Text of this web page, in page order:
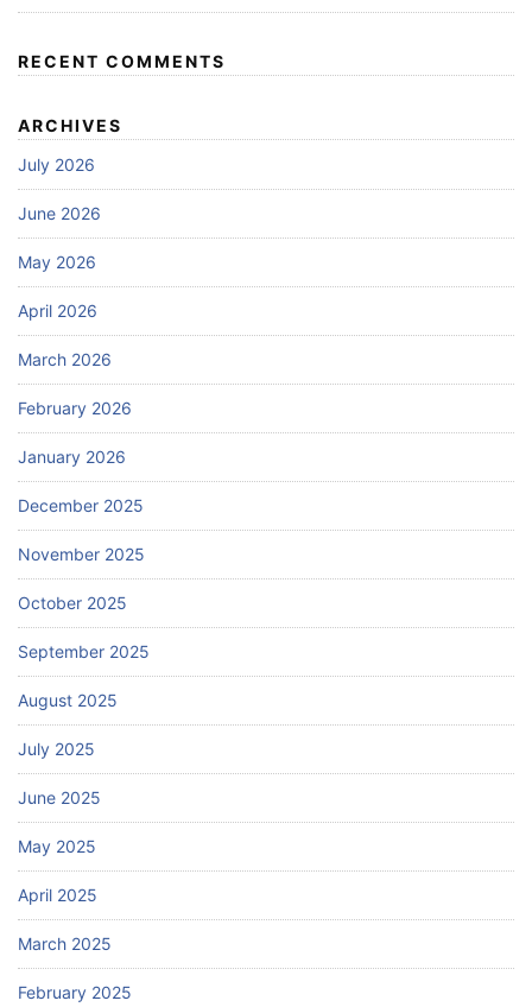
RECENT COMMENTS
ARCHIVES
July 2026
June 2026
May 2026
April 2026
March 2026
February 2026
January 2026
December 2025
November 2025
October 2025
September 2025
August 2025
July 2025
June 2025
May 2025
April 2025
March 2025
February 2025